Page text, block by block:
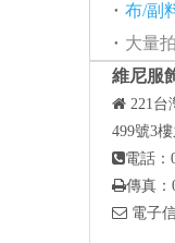
布/副
大量
維尼服
 221台
499號3
電話：
傳真：
 電子